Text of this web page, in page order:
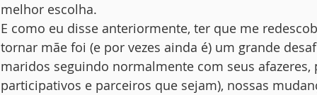
melhor escolha.
E como eu disse anteriormente, ter que me
tornar mãe foi (e por vezes ainda é) um grande
maridos seguindo normalmente com seus
participativos e parceiros que sejam), nossas